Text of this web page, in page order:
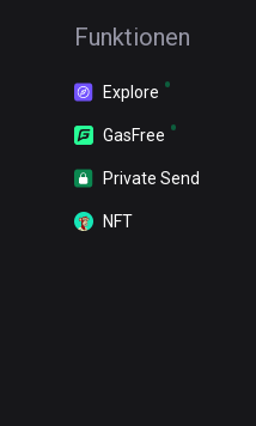
Funktionen
Explore
GasFree
Private Send
NFT